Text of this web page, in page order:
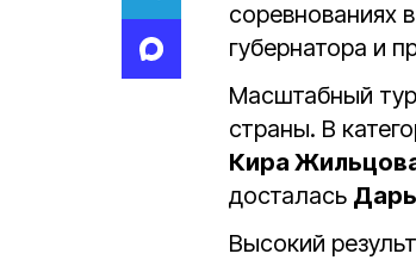
соревнованиях
губернатора и
Масштабный
страны. В
Кира
досталась
Высокий